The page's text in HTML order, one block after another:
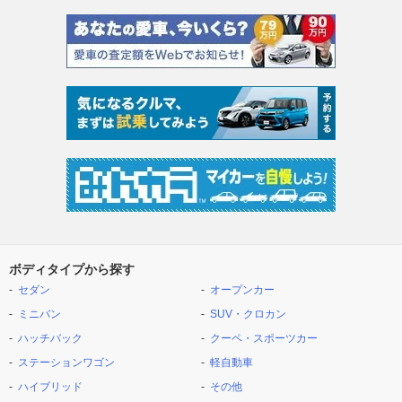
ボディタイプから探す
セダン
ミニバン
ハッチバック
ステーションワゴン
ハイブリッド
オープンカー
SUV・クロカン
クーペ・スポーツカー
軽自動車
その他